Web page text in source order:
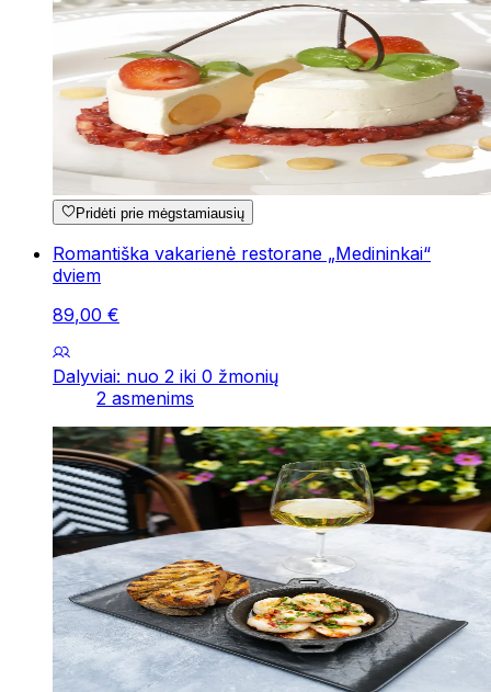
Pridėti prie mėgstamiausių
Romantiška vakarienė restorane „Medininkai“
dviem
89,00 €
Dalyviai: nuo 2 iki 0 žmonių
2 asmenims